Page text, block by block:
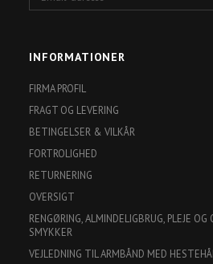
INFORMATIONER
FIRMA PROFIL
FRAGT OG LEVERING
BETINGELSER & VILKÅR
FORTROLIGHED
RETURNERING
OVERSIGT
RENGØRING, ALMINDELIGBRUG, PLEJE OG
SMYKKER
VEJLEDNING TIL ARMBÅND MED